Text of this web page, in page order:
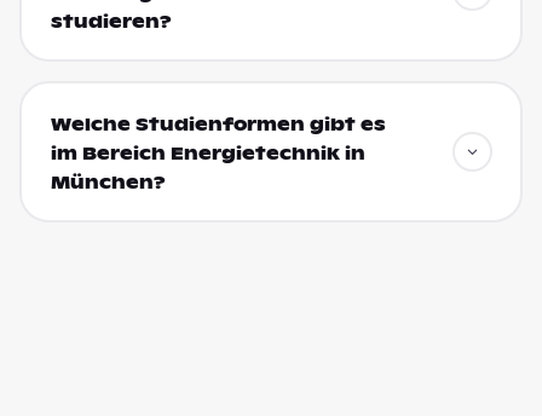
studieren?
Welche Studienformen gibt es
im Bereich Energietechnik in
München?